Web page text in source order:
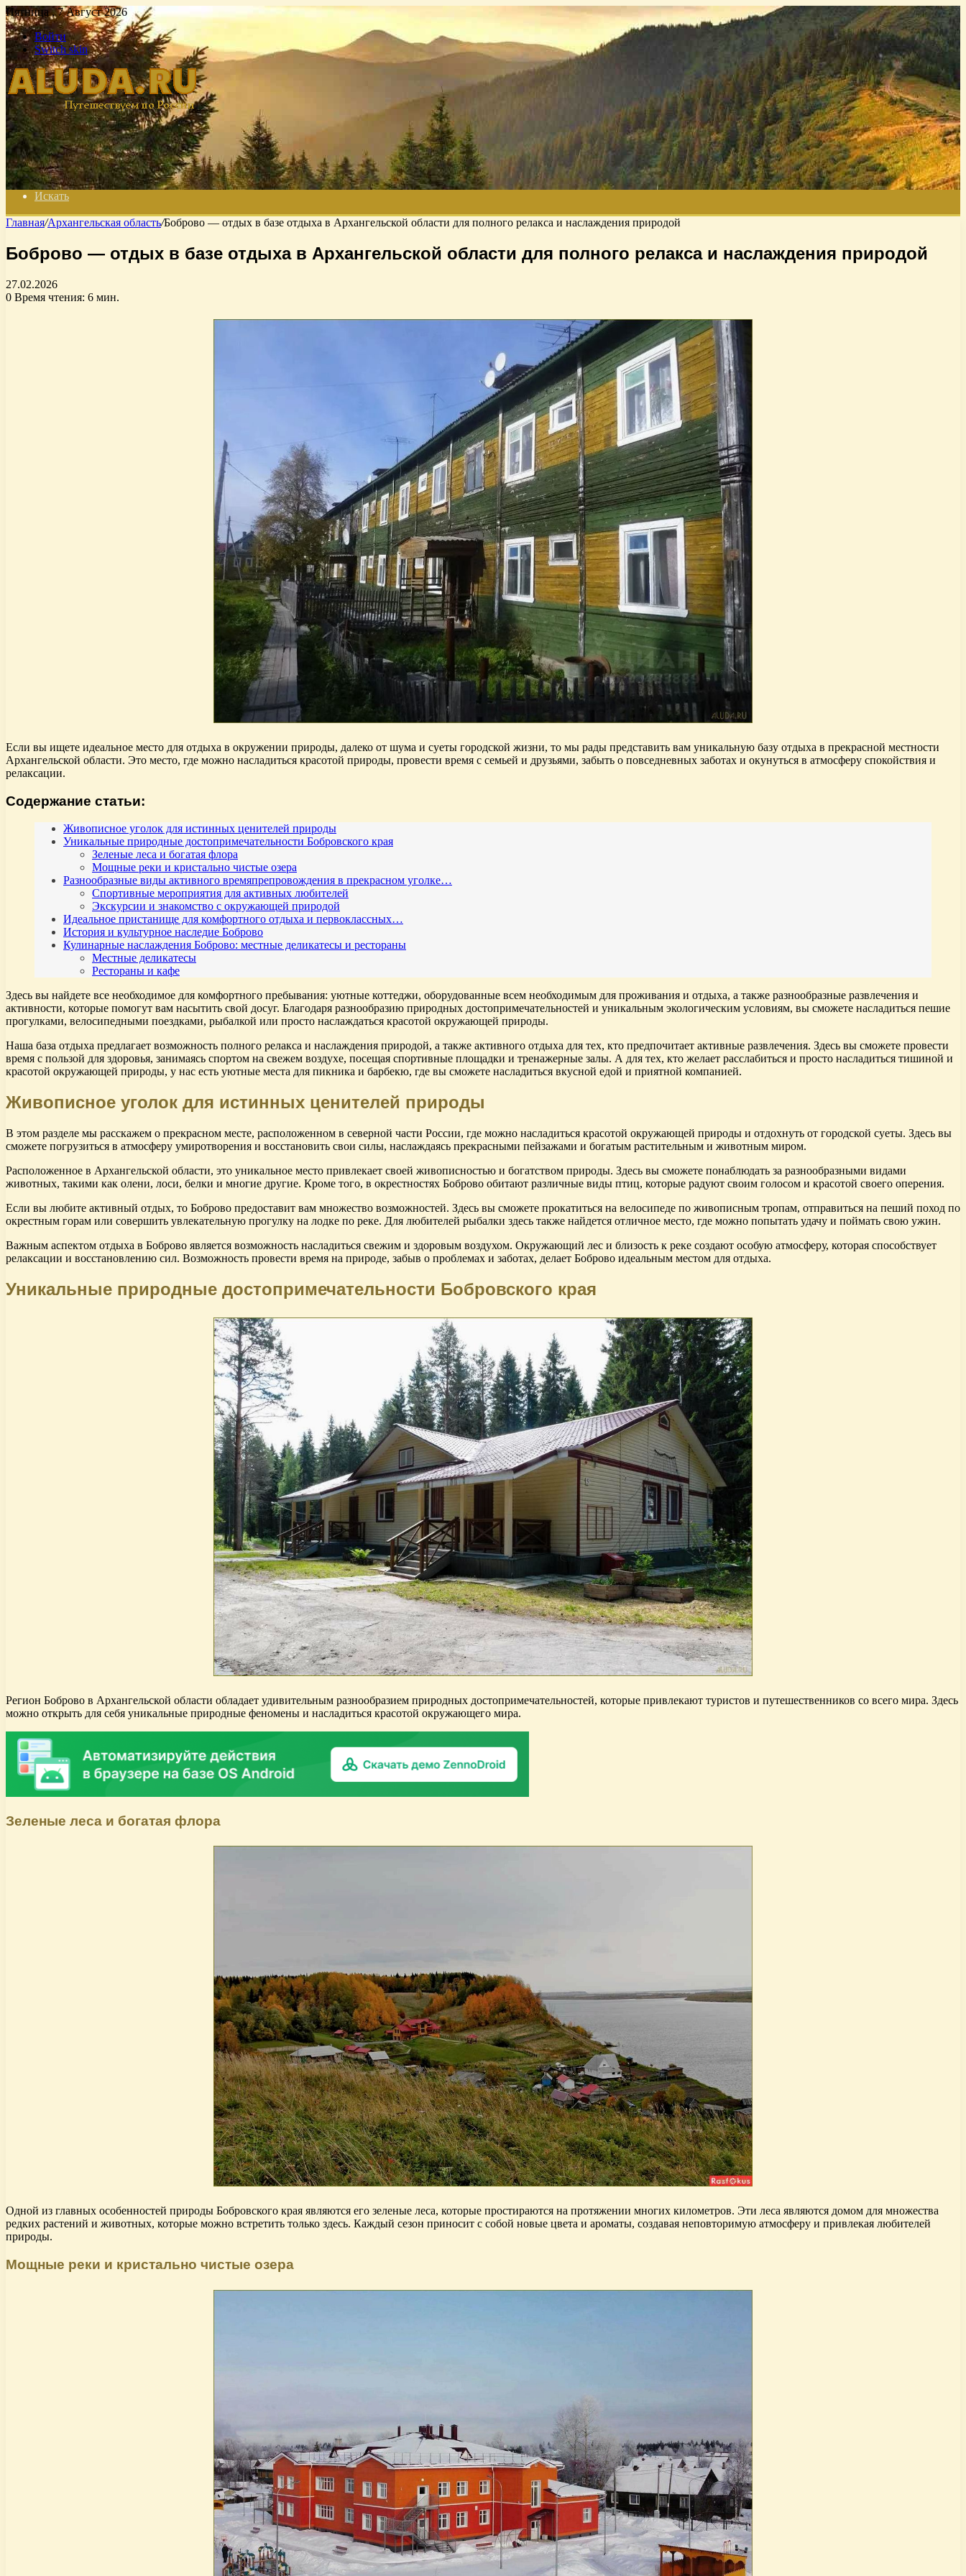
Пятница , 7 Август 2026
Войти
Switch skin
Искать
Главная/Архангельская область/Боброво — отдых в базе отдыха в Архангельской области для полного релакса и наслаждения природой
Боброво — отдых в базе отдыха в Архангельской области для полного релакса и наслаждения природой
27.02.2026
0 Время чтения: 6 мин.
Если вы ищете идеальное место для отдыха в окружении природы, далеко от шума и суеты городской жизни, то мы рады представить вам уникальную базу отдыха в прекрасной местности
Архангельской области. Это место, где можно насладиться красотой природы, провести время с семьей и друзьями, забыть о повседневных заботах и окунуться в атмосферу спокойствия и
релаксации.
Содержание статьи:
Живописное уголок для истинных ценителей природы
Уникальные природные достопримечательности Бобровского края
Зеленые леса и богатая флора
Мощные реки и кристально чистые озера
Разнообразные виды активного времяпрепровождения в прекрасном уголке…
Спортивные мероприятия для активных любителей
Экскурсии и знакомство с окружающей природой
Идеальное пристанище для комфортного отдыха и первоклассных…
История и культурное наследие Боброво
Кулинарные наслаждения Боброво: местные деликатесы и рестораны
Местные деликатесы
Рестораны и кафе
Здесь вы найдете все необходимое для комфортного пребывания: уютные коттеджи, оборудованные всем необходимым для проживания и отдыха, а также разнообразные развлечения и
активности, которые помогут вам насытить свой досуг. Благодаря разнообразию природных достопримечательностей и уникальным экологическим условиям, вы сможете насладиться пешие
прогулками, велосипедными поездками, рыбалкой или просто наслаждаться красотой окружающей природы.
Наша база отдыха предлагает возможность полного релакса и наслаждения природой, а также активного отдыха для тех, кто предпочитает активные развлечения. Здесь вы сможете провести
время с пользой для здоровья, занимаясь спортом на свежем воздухе, посещая спортивные площадки и тренажерные залы. А для тех, кто желает расслабиться и просто насладиться тишиной и
красотой окружающей природы, у нас есть уютные места для пикника и барбекю, где вы сможете насладиться вкусной едой и приятной компанией.
Живописное уголок для истинных ценителей природы
В этом разделе мы расскажем о прекрасном месте, расположенном в северной части России, где можно насладиться красотой окружающей природы и отдохнуть от городской суеты. Здесь вы
сможете погрузиться в атмосферу умиротворения и восстановить свои силы, наслаждаясь прекрасными пейзажами и богатым растительным и животным миром.
Расположенное в Архангельской области, это уникальное место привлекает своей живописностью и богатством природы. Здесь вы сможете понаблюдать за разнообразными видами
животных, такими как олени, лоси, белки и многие другие. Кроме того, в окрестностях Боброво обитают различные виды птиц, которые радуют своим голосом и красотой своего оперения.
Если вы любите активный отдых, то Боброво предоставит вам множество возможностей. Здесь вы сможете прокатиться на велосипеде по живописным тропам, отправиться на пеший поход по
окрестным горам или совершить увлекательную прогулку на лодке по реке. Для любителей рыбалки здесь также найдется отличное место, где можно попытать удачу и поймать свою ужин.
Важным аспектом отдыха в Боброво является возможность насладиться свежим и здоровым воздухом. Окружающий лес и близость к реке создают особую атмосферу, которая способствует
релаксации и восстановлению сил. Возможность провести время на природе, забыв о проблемах и заботах, делает Боброво идеальным местом для отдыха.
Уникальные природные достопримечательности Бобровского края
Регион Боброво в Архангельской области обладает удивительным разнообразием природных достопримечательностей, которые привлекают туристов и путешественников со всего мира. Здесь
можно открыть для себя уникальные природные феномены и насладиться красотой окружающего мира.
Зеленые леса и богатая флора
Одной из главных особенностей природы Бобровского края являются его зеленые леса, которые простираются на протяжении многих километров. Эти леса являются домом для множества
редких растений и животных, которые можно встретить только здесь. Каждый сезон приносит с собой новые цвета и ароматы, создавая неповторимую атмосферу и привлекая любителей
природы.
Мощные реки и кристально чистые озера